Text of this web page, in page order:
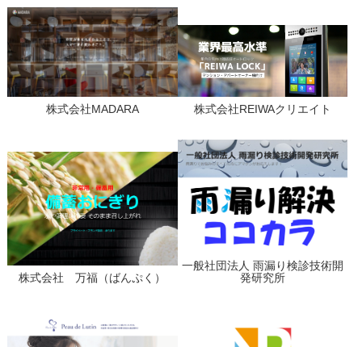
株式会社MADARA 株式会社REIWAクリエイト
株式会社 万福（ばんぷく）
一般社団法人 雨漏り検診技術開
発研究所